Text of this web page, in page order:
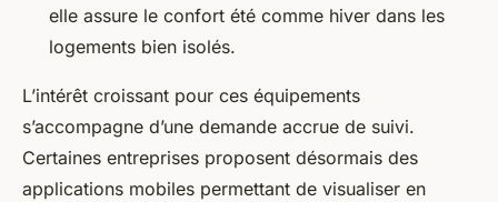
elle assure le confort été comme hiver dans les
logements bien isolés.
L’intérêt croissant pour ces équipements
s’accompagne d’une demande accrue de suivi.
Certaines entreprises proposent désormais des
applications mobiles permettant de visualiser en